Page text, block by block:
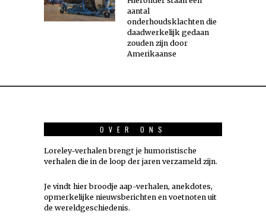
aantal
onderhoudsklachten die
daadwerkelijk gedaan
zouden zijn door
Amerikaanse
OVER ONS
Loreley-verhalen brengt je humoristische
verhalen die in de loop der jaren verzameld zijn.
Je vindt hier broodje aap-verhalen, anekdotes,
opmerkelijke nieuwsberichten en voetnoten uit
de wereldgeschiedenis.